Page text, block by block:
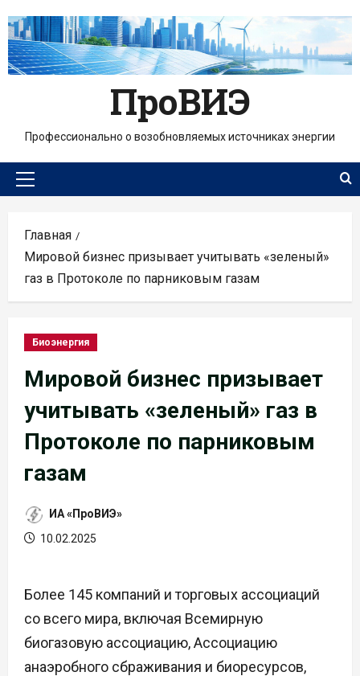
содержимому
ПроВИЭ
Профессионально о возобновляемых источниках энергии
Основное
Главная
Мировой бизнес призывает учитывать «зеленый»
газ в Протоколе по парниковым газам
Биоэнергия
Мировой бизнес призывает
учитывать «зеленый» газ в
Протоколе по парниковым
газам
ИА «ПроВИЭ»
10.02.2025
Более 145 компаний и торговых ассоциаций
со всего мира, включая Всемирную
биогазовую ассоциацию, Ассоциацию
анаэробного сбраживания и биоресурсов,